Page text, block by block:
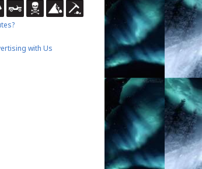
with Us